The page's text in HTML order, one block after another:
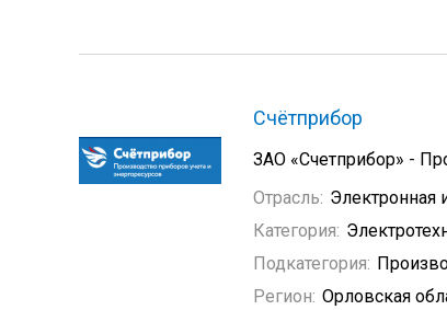
Счётприбор
ЗАО «Счетприбор» -
Отрасль: Электронная
Категория:
Подкатегория:
Регион: Орловская